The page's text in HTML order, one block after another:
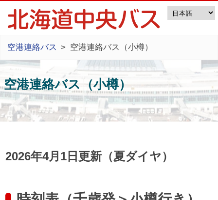
空港連絡バス 空港連絡バス（小樽）
空港連絡バス（小樽）
2026年4月1日更新（夏ダイヤ）